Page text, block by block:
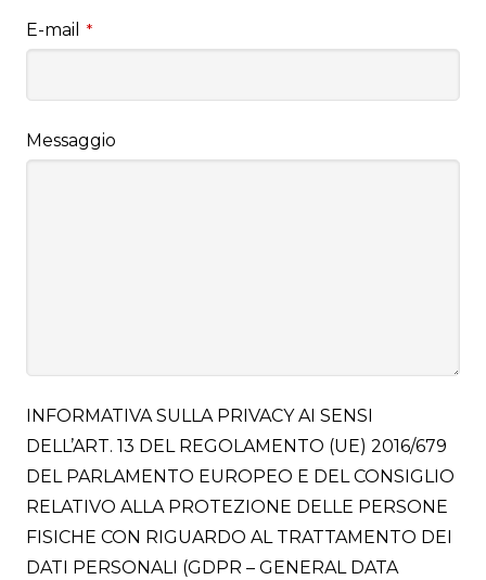
E-mail *
Messaggio
INFORMATIVA SULLA PRIVACY AI SENSI
DELL’ART. 13 DEL REGOLAMENTO (UE) 2016/679
DEL PARLAMENTO EUROPEO E DEL CONSIGLIO
RELATIVO ALLA PROTEZIONE DELLE PERSONE
FISICHE CON RIGUARDO AL TRATTAMENTO DEI
DATI PERSONALI (GDPR – GENERAL DATA